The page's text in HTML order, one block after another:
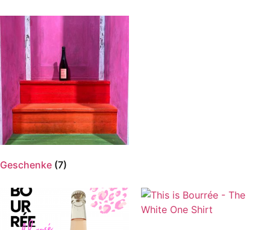
Geschenke (7)